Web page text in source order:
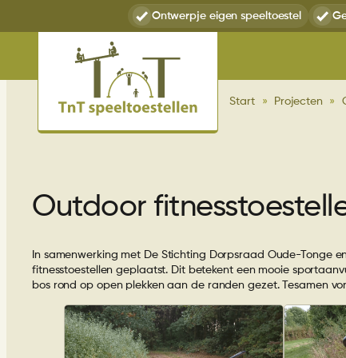
Ontwerpje eigen speeltoestel
Start » Projecten »
Outdoor
In samenwerking met De Stichting Dorpsraad Oude-Tonge
fitnesstoestellen geplaatst. Dit betekent een mooie
bos rond op open plekken aan de randen gezet. Tesamen